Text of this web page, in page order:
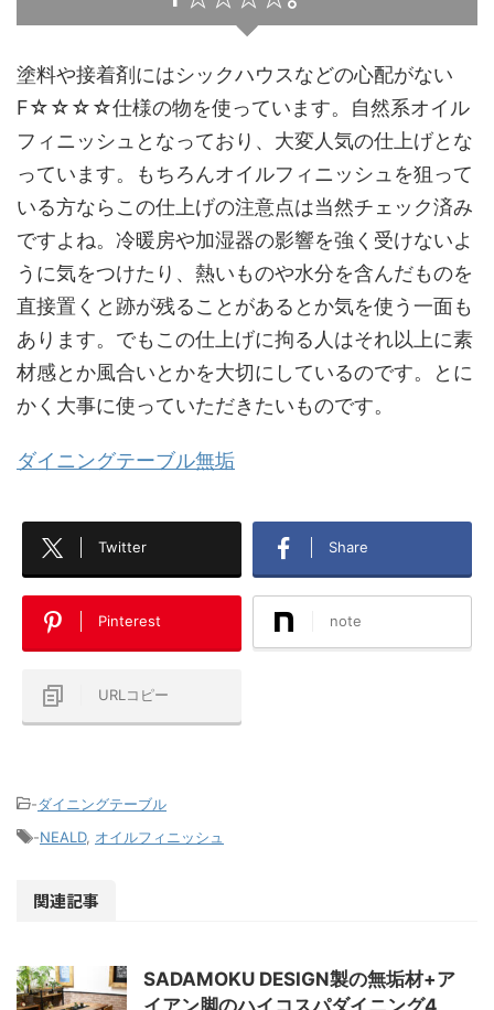
塗料や接着剤にはシックハウスなどの心配がない
F☆☆☆☆仕様の物を使っています。自然系オイル
フィニッシュとなっており、大変人気の仕上げとな
っています。もちろんオイルフィニッシュを狙って
いる方ならこの仕上げの注意点は当然チェック済み
ですよね。冷暖房や加湿器の影響を強く受けないよ
うに気をつけたり、熱いものや水分を含んだものを
直接置くと跡が残ることがあるとか気を使う一面も
あります。でもこの仕上げに拘る人はそれ以上に素
材感とか風合いとかを大切にしているのです。とに
かく大事に使っていただきたいものです。
ダイニングテーブル無垢
Twitter Share
Pinterest note
URLコピー
-ダイニングテーブル
-NEALD, オイルフィニッシュ
関連記事
SADAMOKU DESIGN製の無垢材+ア